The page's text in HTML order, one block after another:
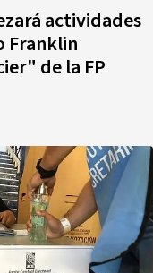
actividades
Franklin
de la FP